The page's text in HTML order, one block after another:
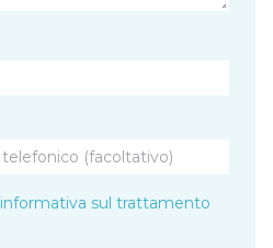
informativa sul trattamento